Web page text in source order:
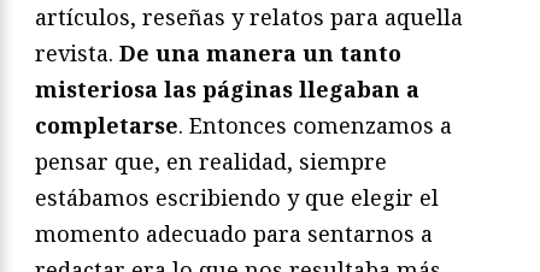
artículos, reseñas y relatos para aquella
revista. De una manera un tanto
misteriosa las páginas llegaban a
completarse. Entonces comenzamos a
pensar que, en realidad, siempre
estábamos escribiendo y que elegir el
momento adecuado para sentarnos a